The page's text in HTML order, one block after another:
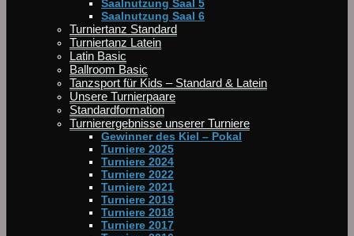
Saalnutzung Saal 5
Saalnutzung Saal 6
Turniertanz Standard
Turniertanz Latein
Latin Basic
Ballroom Basic
Tanzsport für Kids – Standard & Latein
Unsere Turnierpaare
Standardformation
Turnierergebnisse unserer Turniere
Gewinner des Kiel – Pokal
Turniere 2025
Turniere 2024
Turniere 2022
Turniere 2021
Turniere 2019
Turniere 2018
Turniere 2017